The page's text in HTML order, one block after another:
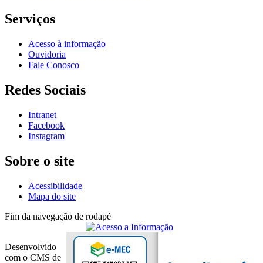
Serviços
Acesso à informação
Ouvidoria
Fale Conosco
Redes Sociais
Intranet
Facebook
Instagram
Sobre o site
Acessibilidade
Mapa do site
Fim da navegação de rodapé
Desenvolvido
com o CMS de